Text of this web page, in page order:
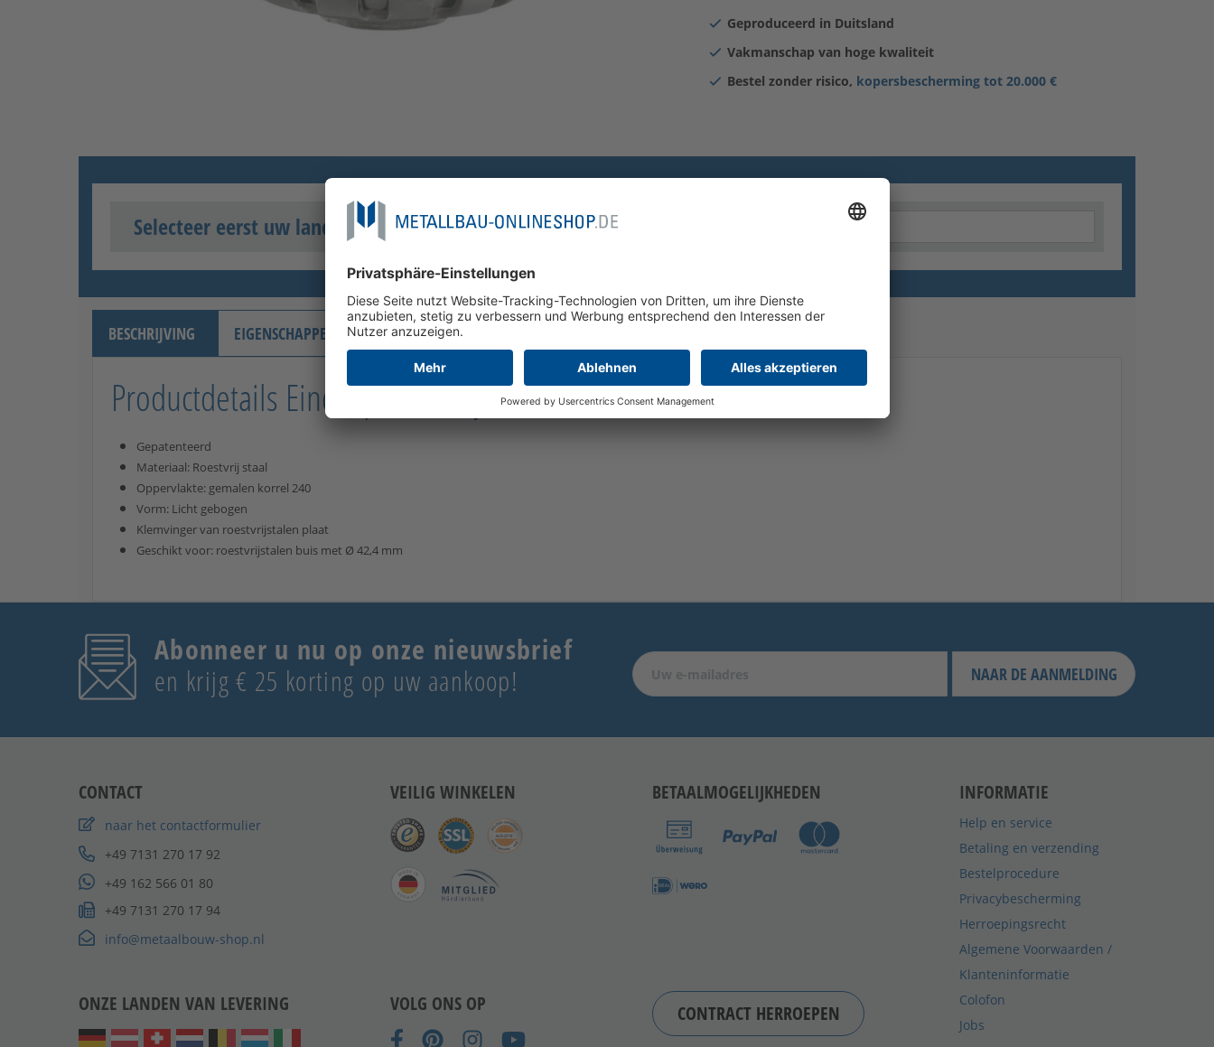
Geproduceerd in Duitsland
Vakmanschap van hoge kwaliteit
Bestel zonder risico, kopersbescherming tot 20.000 €
Selecteer eerst uw land van levering:
BESCHRIJVING EIGENSCHAPPEN VERZENDING EN LEVERING
Productdetails Eindkap roestvrij staal V2A met klauw
Gepatenteerd
Materiaal: Roestvrij staal
Oppervlakte: gemalen korrel 240
Vorm: Licht gebogen
Klemvinger van roestvrijstalen plaat
Geschikt voor: roestvrijstalen buis met Ø 42,4 mm
Abonneer u nu op onze nieuwsbrief
en krijg € 25 korting op uw aankoop!
NAAR DE AANMELDING
CONTACT
naar het contactformulier
+49 7131 270 17 92
+49 162 566 01 80
+49 7131 270 17 94
info@metaalbouw-shop.nl
ONZE LANDEN VAN LEVERING
VEILIG WINKELEN
VOLG ONS OP
BETAALMOGELIJKHEDEN
CONTRACT HERROEPEN
INFORMATIE
Help en service
Betaling en verzending
Bestelprocedure
Privacybescherming
Herroepingsrecht
Algemene Voorwaarden /
Klanteninformatie
Colofon
Jobs